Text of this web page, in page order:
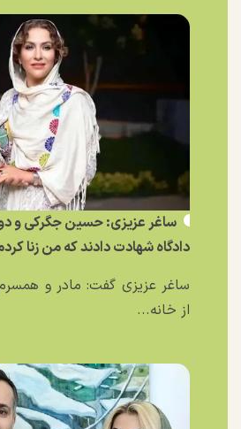
ساغر عزیزی: حسین جگرکی و دو
دادگاه شهادت دادند که من زنا
ساغر عزیزی گفت: مادر و
از خانه...